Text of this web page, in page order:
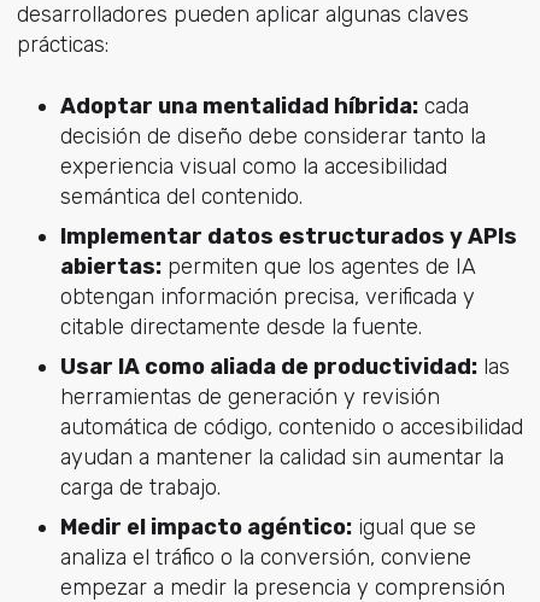
desarrolladores pueden aplicar algunas claves
prácticas:
Adoptar una mentalidad híbrida:cada
decisión de diseño debe considerar tanto la
experiencia visual como la accesibilidad
semántica del contenido.
Implementar datos estructurados y APIs
abiertas:permiten que los agentes de IA
obtengan información precisa, verificada y
citable directamente desde la fuente.
Usar IA como aliada de productividad:las
herramientas de generación y revisión
automática de código, contenido o accesibilidad
ayudan a mantener la calidad sin aumentar la
carga de trabajo.
Medir el impacto agéntico:igual que se
analiza el tráfico o la conversión, conviene
empezar a medir la presencia y comprensión